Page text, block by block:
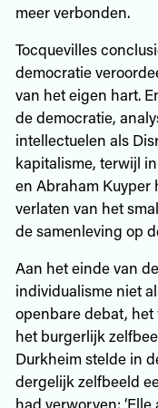
meer verbonden.
Tocquevilles
democratie
van het eigen hart.
de democratie,
intellectuelen als
kapitalisme, terwijl
en Abraham Kuyper
verlaten van het
de samenleving op
Aan het einde van
individualisme niet
openbare debat,
het burgerlijk
Durkheim stelde in
dergelijk zelfbeeld
had verworven: